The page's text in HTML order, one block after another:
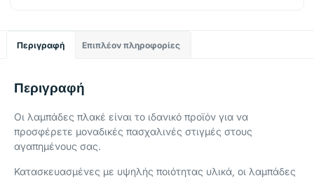
Περιγραφή Επιπλέον πληροφορίες
Περιγραφή
Οι λαμπάδες πλακέ είναι το ιδανικό προϊόν για να
προσφέρετε μοναδικές πασχαλινές στιγμές στους
αγαπημένους σας.
Κατασκευασμένες με υψηλής ποιότητας υλικά, οι λαμπάδες